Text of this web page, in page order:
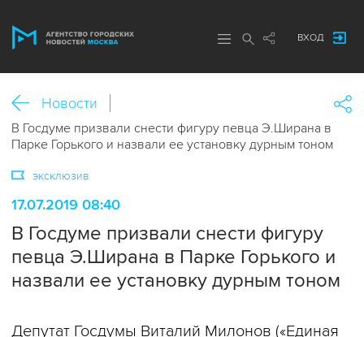
ВХОД
Новости
В Госдуме призвали снести фигуру певца Э.Ширана в
Парке Горького и назвали ее установку дурным тоном
эксклюзив
17.07.2019 08:40
В Госдуме призвали снести фигуру
певца Э.Ширана в Парке Горького и
назвали ее установку дурным тоном
Депутат Госдумы Виталий Милонов («Единая